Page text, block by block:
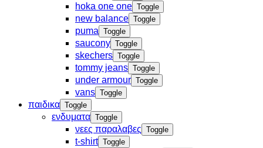
hoka one one Toggle
new balance Toggle
puma Toggle
saucony Toggle
skechers Toggle
tommy jeans Toggle
under armour Toggle
vans Toggle
παιδικα Toggle
ενδυματα Toggle
νεες παραλαβες Toggle
t-shirt Toggle